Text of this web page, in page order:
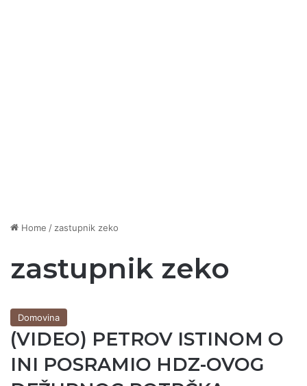
Home / zastupnik zeko
zastupnik zeko
Domovina
(VIDEO) PETROV ISTINOM O
INI POSRAMIO HDZ-OVOG